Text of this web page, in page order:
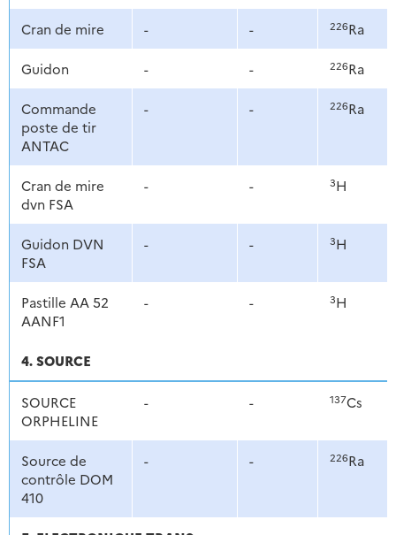
Cran de mire - - 226Ra
Guidon - - 226Ra
Commande
poste de tir
ANTAC
- - 226Ra
Cran de mire
dvn FSA
- - 3H
Guidon DVN
FSA
- - 3H
Pastille AA 52
AANF1
- - 3H
4. SOURCE
SOURCE
ORPHELINE
- - 137Cs
Source de
contrôle DOM
410
- - 226Ra